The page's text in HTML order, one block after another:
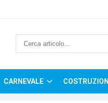
CARNEVALE COSTRUZIONI